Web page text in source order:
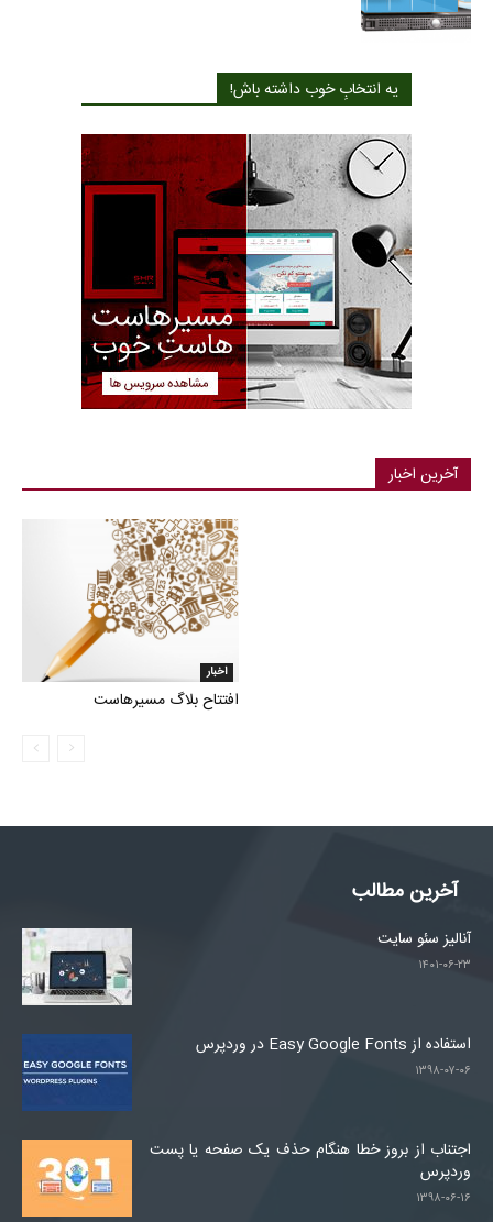
یه انتخابِ خوب داشته باش!
آخرین اخبار
اخبار
افتتاح بلاگ مسیرهاست
آخرین مطالب
آنالیز سئو سایت
۱۴۰۱-۰۶-۲۳
استفاده از Easy Google Fonts در وردپرس
۱۳۹۸-۰۷-۰۶
اجتناب از بروز خطا هنگام حذف یک صفحه یا پست
وردپرس
۱۳۹۸-۰۶-۱۶